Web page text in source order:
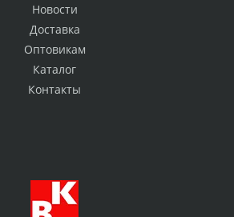
Новости
Доставка
Оптовикам
Каталог
Контакты